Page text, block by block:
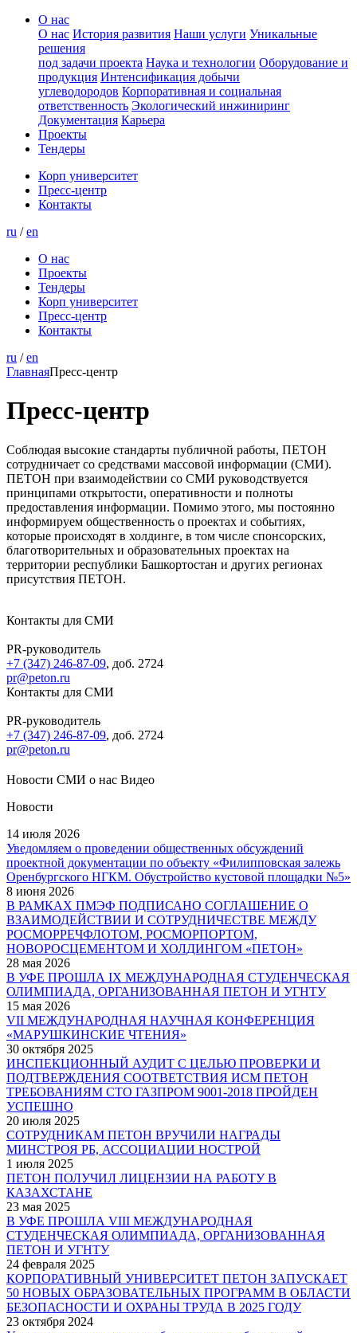
О нас
О нас История развития Наши услуги Уникальные
решения
под задачи проекта Наука и технологии Оборудование и
продукция Интенсификация добычи
углеводородов Корпоративная и социальная
ответственность Экологический инжиниринг
Документация Карьера
Проекты
Тендеры
Корп университет
Пресс-центр
Контакты
ru / en
О нас
Проекты
Тендеры
Корп университет
Пресс-центр
Контакты
ru / en
ГлавнаяПресс-центр
Пресс-центр
Соблюдая высокие стандарты публичной работы, ПЕТОН
сотрудничает со средствами массовой информации (СМИ).
ПЕТОН при взаимодействии со СМИ руководствуется
принципами открытости, оперативности и полноты
предоставления информации. Помимо этого, мы постоянно
информируем общественность о проектах и событиях,
которые происходят в холдинге, в том числе спонсорских,
благотворительных и образовательных проектах на
территории республики Башкортостан и других регионах
присутствия ПЕТОН.
Контакты для СМИ
PR-руководитель
+7 (347) 246-87-09, доб. 2724
pr@peton.ru
Контакты для СМИ
PR-руководитель
+7 (347) 246-87-09, доб. 2724
pr@peton.ru
Новости СМИ о нас Видео
Новости
14 июля 2026
Уведомляем о проведении общественных обсуждений
проектной документации по объекту «Филипповская залежь
Оренбургского НГКМ. Обустройство кустовой площадки №5»
8 июня 2026
В РАМКАХ ПМЭФ ПОДПИСАНО СОГЛАШЕНИЕ О
ВЗАИМОДЕЙСТВИИ И СОТРУДНИЧЕСТВЕ МЕЖДУ
РОСМОРРЕЧФЛОТОМ, РОСМОРПОРТОМ,
НОВОРОСЦЕМЕНТОМ И ХОЛДИНГОМ «ПЕТОН»
28 мая 2026
В УФЕ ПРОШЛА IX МЕЖДУНАРОДНАЯ СТУДЕНЧЕСКАЯ
ОЛИМПИАДА, ОРГАНИЗОВАННАЯ ПЕТОН И УГНТУ
15 мая 2026
VII МЕЖДУНАРОДНАЯ НАУЧНАЯ КОНФЕРЕНЦИЯ
«МАРУШКИНСКИЕ ЧТЕНИЯ»
30 октября 2025
ИНСПЕКЦИОННЫЙ АУДИТ С ЦЕЛЬЮ ПРОВЕРКИ И
ПОДТВЕРЖДЕНИЯ СООТВЕТСТВИЯ ИСМ ПЕТОН
ТРЕБОВАНИЯМ СТО ГАЗПРОМ 9001-2018 ПРОЙДЕН
УСПЕШНО
20 июля 2025
СОТРУДНИКАМ ПЕТОН ВРУЧИЛИ НАГРАДЫ
МИНСТРОЯ РБ, АССОЦИАЦИИ НОСТРОЙ
1 июля 2025
ПЕТОН ПОЛУЧИЛ ЛИЦЕНЗИИ НА РАБОТУ В
КАЗАХСТАНЕ
23 мая 2025
В УФЕ ПРОШЛА VIII МЕЖДУНАРОДНАЯ
СТУДЕНЧЕСКАЯ ОЛИМПИАДА, ОРГАНИЗОВАННАЯ
ПЕТОН И УГНТУ
24 февраля 2025
КОРПОРАТИВНЫЙ УНИВЕРСИТЕТ ПЕТОН ЗАПУСКАЕТ
50 НОВЫХ ОБРАЗОВАТЕЛЬНЫХ ПРОГРАММ В ОБЛАСТИ
БЕЗОПАСНОСТИ И ОХРАНЫ ТРУДА В 2025 ГОДУ
23 октября 2024